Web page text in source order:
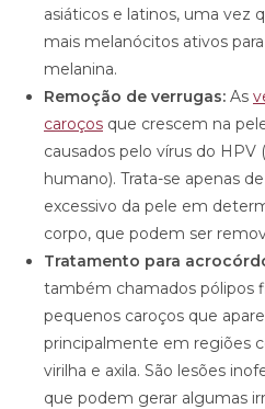
asiáticos e latinos, uma vez
mais melanócitos ativos
melanina.
Remoção de verrugas: As
caroços que crescem na
causados pelo vírus do HPV
humano). Trata-se apenas
excessivo da pele em
corpo, que podem ser
Tratamento para
também chamados pólipos
pequenos caroços que
principalmente em regiões
virilha e axila. São lesões
que podem gerar algumas